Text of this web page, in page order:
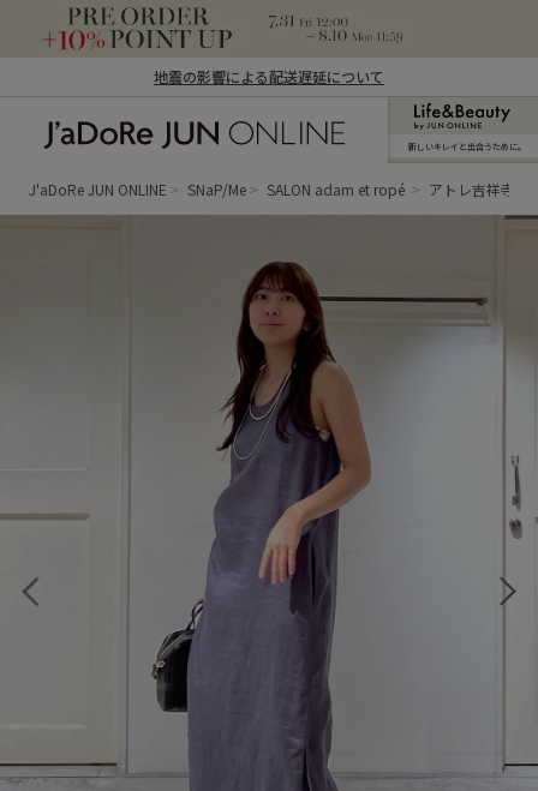
地震の影響による配送遅延について
ン オンライン）
新しいキレイと出合うために。
J'aDoRe JUN ONLINE SNaP/Me SALON adam et ropé アトレ吉祥寺